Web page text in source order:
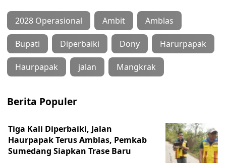
2028 Operasional Ambit Amblas
Bupati Diperbaiki Dony Harurpapak
Haurpapak jalan Mangkrak
Berita Populer
Tiga Kali Diperbaiki, Jalan
Haurpapak Terus Amblas, Pemkab
Sumedang Siapkan Trase Baru